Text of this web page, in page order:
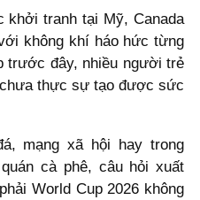
khởi tranh tại Mỹ, Canada
không khí háo hức từng
trước đây, nhiều người trẻ
thực sự tạo được sức
mạng xã hội hay trong
cà phê, câu hỏi xuất
World Cup 2026 không